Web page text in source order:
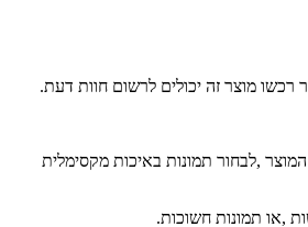
מוצר זה יכולים לרשום חוות דעת.
המוצר ,לבחור תמונות באיכות מקסימלית
,או תמונות חשוכות.